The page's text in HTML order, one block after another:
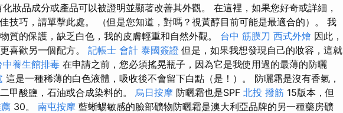
妝品成分或產品可以被證明並顯著改善其外觀。 在這裡，如果您好奇或詳細，
技巧，請單擊此處。 （但是您知道，對嗎？視黃醇目前可能是最適合的）。 我
質的保護，缺乏白色，我的皮膚輕重和自然外觀。 台中 筋膜刀 西式外燴 因此，
喜歡另一個配方。 記帳士 會計 泰國簽證 但是，如果我想發現自己的妝容，這就
中養生館排毒 在申請之前，您必須搖晃瓶子，因為它是我使用過的最薄的防曬
這是一種稀薄的白色液體，吸收後不會留下白點（是！）。 防曬霜是沒有香氣，
甲酸鹽，石油或合成染料的。 烏日按摩 防曬霜也是SPF 北投 撥筋 15版本，但
30。 南屯按摩 藍蜥蜴敏感的臉部礦物防曬霜是澳大利亞品牌的另一種藥房礦